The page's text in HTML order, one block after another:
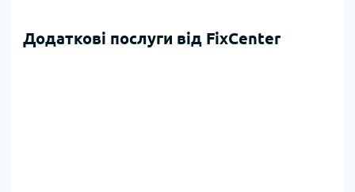
Додаткові послуги від FixCenter